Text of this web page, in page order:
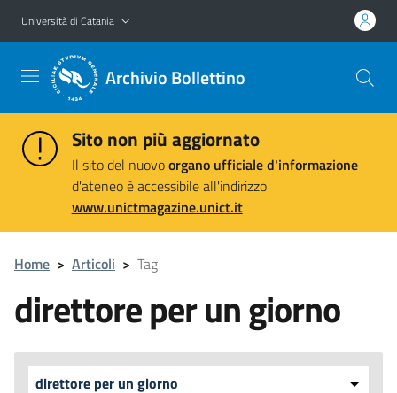
Vai al contenuto principale
Vai al menu di navigazione
Università di Catania
Archivio Bollettino
Sito non più aggiornato
Il sito del nuovoorgano ufficiale d'informazione
d'ateneo è accessibile all'indirizzo
www.unictmagazine.unict.it
Home > Articoli > Tag
direttore per un giorno